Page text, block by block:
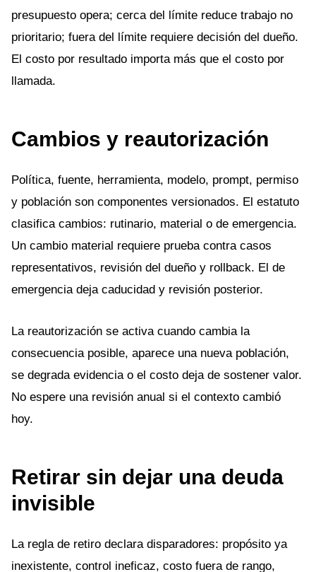
presupuesto opera; cerca del límite reduce trabajo no
prioritario; fuera del límite requiere decisión del dueño.
El costo por resultado importa más que el costo por
llamada.
Cambios y reautorización
Política, fuente, herramienta, modelo, prompt, permiso
y población son componentes versionados. El estatuto
clasifica cambios: rutinario, material o de emergencia.
Un cambio material requiere prueba contra casos
representativos, revisión del dueño y rollback. El de
emergencia deja caducidad y revisión posterior.
La reautorización se activa cuando cambia la
consecuencia posible, aparece una nueva población,
se degrada evidencia o el costo deja de sostener valor.
No espere una revisión anual si el contexto cambió
hoy.
Retirar sin dejar una deuda
invisible
La regla de retiro declara disparadores: propósito ya
inexistente, control ineficaz, costo fuera de rango,